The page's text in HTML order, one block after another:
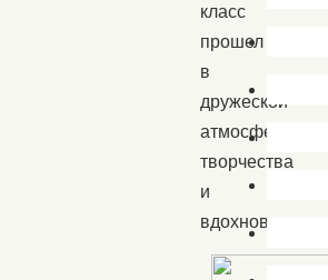
класс
прошел
в
дружеской
атмосфере
творчества
и
вдохновения.